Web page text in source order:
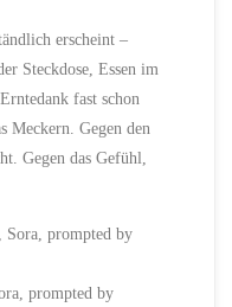
erscheint –
Steckdose, Essen im
fast schon
Meckern. Gegen den
Gegen das Gefühl,
prompted by